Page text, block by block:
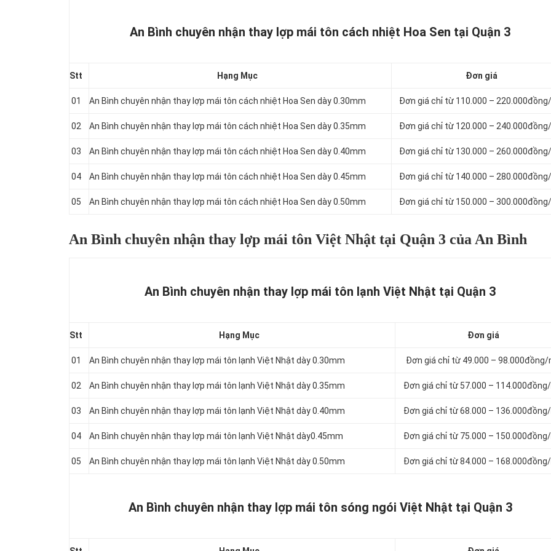
An Bình chuyên nhận thay lợp mái tôn cách nhiệt Hoa Sen tại Quận 3
Stt Hạng Mục Đơn giá
01 An Bình chuyên nhận thay lợp mái tôn cách nhiệt Hoa Sen dày 0.30mm Đơn giá chỉ từ 110.000 –
02 An Bình chuyên nhận thay lợp mái tôn cách nhiệt Hoa Sen dày 0.35mm Đơn giá chỉ từ 120.000 –
03 An Bình chuyên nhận thay lợp mái tôn cách nhiệt Hoa Sen dày 0.40mm Đơn giá chỉ từ 130.000 –
04 An Bình chuyên nhận thay lợp mái tôn cách nhiệt Hoa Sen dày 0.45mm Đơn giá chỉ từ 140.000 –
05 An Bình chuyên nhận thay lợp mái tôn cách nhiệt Hoa Sen dày 0.50mm Đơn giá chỉ từ 150.000 –
An Bình chuyên nhận thay lợp mái tôn Việt Nhật tại Quận 3 của An Bình
An Bình chuyên nhận thay lợp mái tôn lạnh Việt Nhật tại Quận 3
Stt Hạng Mục Đơn giá
01 An Bình chuyên nhận thay lợp mái tôn lạnh Việt Nhật dày 0.30mm Đơn giá chỉ từ 49.000 – 98.000đồng/
02 An Bình chuyên nhận thay lợp mái tôn lạnh Việt Nhật dày 0.35mm Đơn giá chỉ từ 57.000 –
03 An Bình chuyên nhận thay lợp mái tôn lạnh Việt Nhật dày 0.40mm Đơn giá chỉ từ 68.000 –
04 An Bình chuyên nhận thay lợp mái tôn lạnh Việt Nhật dày0.45mm Đơn giá chỉ từ 75.000 –
05 An Bình chuyên nhận thay lợp mái tôn lạnh Việt Nhật dày 0.50mm Đơn giá chỉ từ 84.000 –
An Bình chuyên nhận thay lợp mái tôn sóng ngói Việt Nhật tại Quận 3